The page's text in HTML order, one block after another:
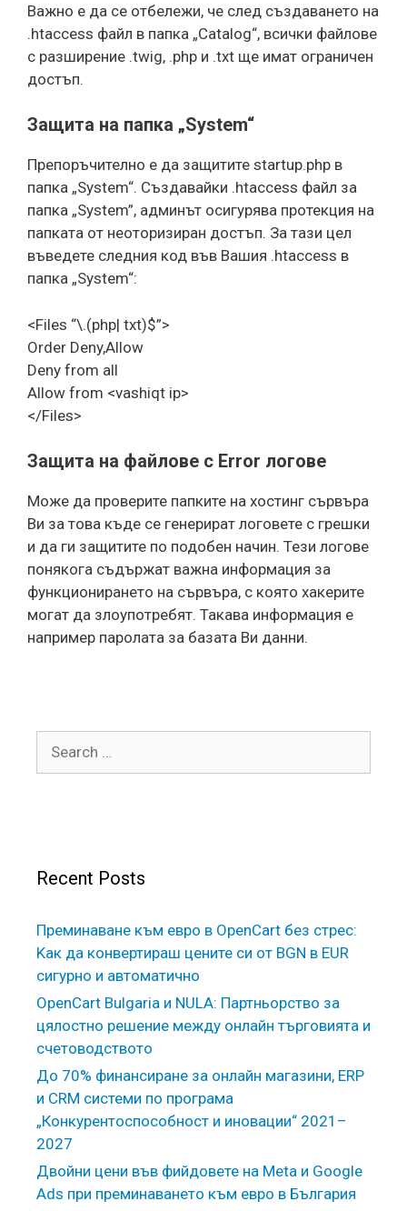
Важно е да се отбележи, че след създаването на
.htaccess файл в папка „Catalog“, всички файлове
с разширение .twig, .php и .txt ще имат ограничен
достъп.
Защита на папка „System“
Препоръчително е да защитите startup.php в
папка „System“. Създавайки .htaccess файл за
папка „System”, админът осигурява протекция на
папката от неоторизиран достъп. За тази цел
въведете следния код във Вашия .htaccess в
папка „System“:
<Files “\.(php| txt)$”>
Order Deny,Allow
Deny from all
Allow from <vashiqt ip>
</Files>
Защита на файлове с Error логове
Може да проверите папките на хостинг сървъра
Ви за това къде се генерират логовете с грешки
и да ги защитите по подобен начин. Тези логове
понякога съдържат важна информация за
функционирането на сървъра, с която хакерите
могат да злоупотребят. Такава информация е
например паролата за базата Ви данни.
Recent Posts
Преминаване към евро в OpenCart без стрес:
Kак да конвертираш цените си от BGN в EUR
сигурно и автоматично
OpenCart Bulgaria и NULA: Партньорство за
цялостно решение между онлайн търговията и
счетоводството
До 70% финансиране за онлайн магазини, ERP
и CRM системи по програма
„Конкурентоспособност и иновации“ 2021–
2027
Двойни цени във фийдовете на Meta и Google
Ads при преминаването към евро в България